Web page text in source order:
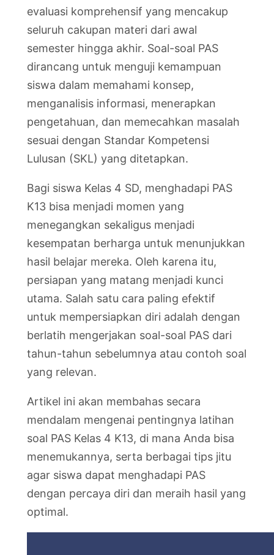
evaluasi komprehensif yang mencakup
seluruh cakupan materi dari awal
semester hingga akhir. Soal-soal PAS
dirancang untuk menguji kemampuan
siswa dalam memahami konsep,
menganalisis informasi, menerapkan
pengetahuan, dan memecahkan masalah
sesuai dengan Standar Kompetensi
Lulusan (SKL) yang ditetapkan.
Bagi siswa Kelas 4 SD, menghadapi PAS
K13 bisa menjadi momen yang
menegangkan sekaligus menjadi
kesempatan berharga untuk menunjukkan
hasil belajar mereka. Oleh karena itu,
persiapan yang matang menjadi kunci
utama. Salah satu cara paling efektif
untuk mempersiapkan diri adalah dengan
berlatih mengerjakan soal-soal PAS dari
tahun-tahun sebelumnya atau contoh soal
yang relevan.
Artikel ini akan membahas secara
mendalam mengenai pentingnya latihan
soal PAS Kelas 4 K13, di mana Anda bisa
menemukannya, serta berbagai tips jitu
agar siswa dapat menghadapi PAS
dengan percaya diri dan meraih hasil yang
optimal.